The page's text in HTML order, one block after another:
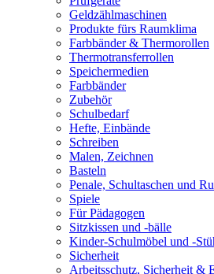
Geldzählmaschinen
Produkte fürs Raumklima
Farbbänder & Thermorollen
Thermotransferrollen
Speichermedien
Farbbänder
Zubehör
Schulbedarf
Hefte, Einbände
Schreiben
Malen, Zeichnen
Basteln
Penale, Schultaschen und
Spiele
Für Pädagogen
Sitzkissen und -bälle
Kinder-Schulmöbel und -
Sicherheit
Arbeitsschutz, Sicherheit &